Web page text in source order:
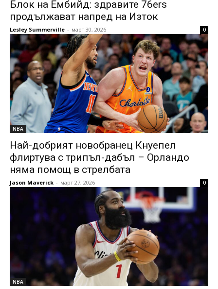
Блок на Ембийд: здравите 76ers
продължават напред на Изток
Lesley Summerville - март 30, 2026 0
NBA
Най-добрият новобранец Кнуепел
флиртува с трипъл-дабъл – Орландо
няма помощ в стрелбата
Jason Maverick - март 27, 2026 0
NBA